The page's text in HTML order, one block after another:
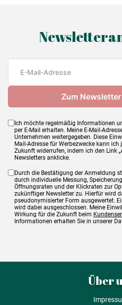
Ich möchte regelmäßig Informationen
per E-Mail erhalten. Meine E-Mail-
Unternehmen weitergegeben. Diese
Mail-Adresse für Werbezwecke kann
Zukunft widerrufen, indem ich den Link
Newsletters anklicke.
Durch die Bestätigung der Anmeldung
durch individuelle Messung,
Öffnungsraten und der Klickraten zur
zukünftiger Newsletter zu. Hierfür wird
pseudonymisierter Form ausgewertet.
wird dabei ausgeschlossen. Meine
Wirkung für die Zukunft beim
Informationen erhalten Sie in unserer
Über